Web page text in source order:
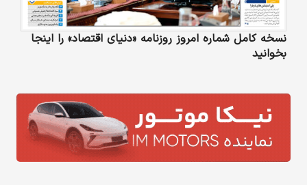
نسخه کامل شماره امروز روزنامه «دنیای‌ اقتصاد» را اینجا
بخوانید